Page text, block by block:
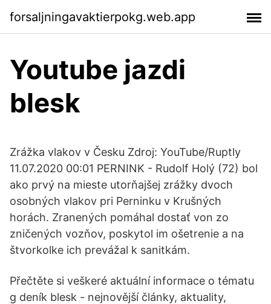
forsaljningavaktierpokg.web.app
Youtube jazdi
blesk
Zrážka vlakov v Česku Zdroj: YouTube/Ruptly
11.07.2020 00:01 PERNINK - Rudolf Holý (72) bol
ako prvý na mieste utorňajšej zrážky dvoch
osobných vlakov pri Perninku v Krušných
horách. Zranených pomáhal dostať von zo
zničených vozňov, poskytol im ošetrenie a na
štvorkolke ich prevážal k sanitkám.
Přečtěte si veškeré aktuální informace o tématu
g deník blesk - nejnovější články, aktuality,